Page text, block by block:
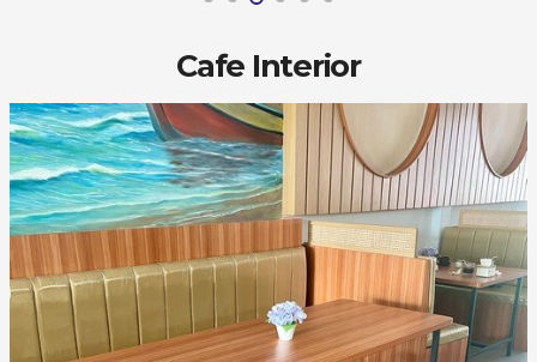
Cafe Interior